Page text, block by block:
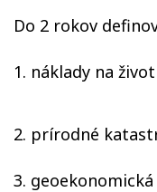
Do 2 rokov
1. náklady na život
2. prírodné
3.